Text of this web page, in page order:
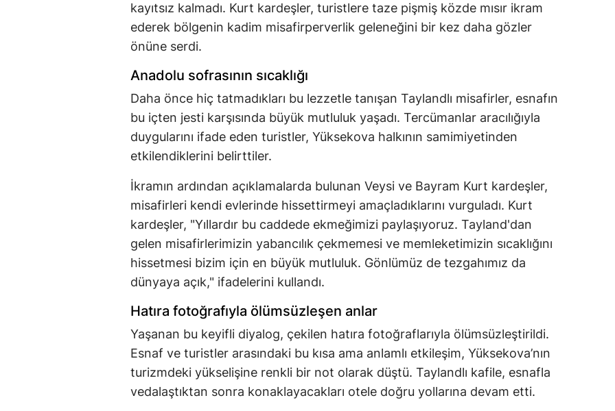
kayıtsız kalmadı. Kurt kardeşler, turistlere taze pişmiş közde mısır ikram
ederek bölgenin kadim misafirperverlik geleneğini bir kez daha gözler
önüne serdi.
Anadolu sofrasının sıcaklığı
Daha önce hiç tatmadıkları bu lezzetle tanışan Taylandlı misafirler, esnafın
bu içten jesti karşısında büyük mutluluk yaşadı. Tercümanlar aracılığıyla
duygularını ifade eden turistler, Yüksekova halkının samimiyetinden
etkilendiklerini belirttiler.
İkramın ardından açıklamalarda bulunan Veysi ve Bayram Kurt kardeşler,
misafirleri kendi evlerinde hissettirmeyi amaçladıklarını vurguladı. Kurt
kardeşler, "Yıllardır bu caddede ekmeğimizi paylaşıyoruz. Tayland'dan
gelen misafirlerimizin yabancılık çekmemesi ve memleketimizin sıcaklığını
hissetmesi bizim için en büyük mutluluk. Gönlümüz de tezgahımız da
dünyaya açık," ifadelerini kullandı.
Hatıra fotoğrafıyla ölümsüzleşen anlar
Yaşanan bu keyifli diyalog, çekilen hatıra fotoğraflarıyla ölümsüzleştirildi.
Esnaf ve turistler arasındaki bu kısa ama anlamlı etkileşim, Yüksekova’nın
turizmdeki yükselişine renkli bir not olarak düştü. Taylandlı kafile, esnafla
vedalaştıktan sonra konaklayacakları otele doğru yollarına devam etti.